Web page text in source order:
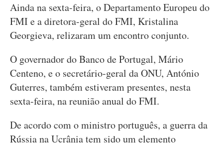
Ainda na sexta-feira, o Departamento Europeu do
FMI e a diretora-geral do FMI, Kristalina
Georgieva, relizaram um encontro conjunto.
O governador do Banco de Portugal, Mário
Centeno, e o secretário-geral da ONU, António
Guterres, também estiveram presentes, nesta
sexta-feira, na reunião anual do FMI.
De acordo com o ministro português, a guerra da
Rússia na Ucrânia tem sido um elemento